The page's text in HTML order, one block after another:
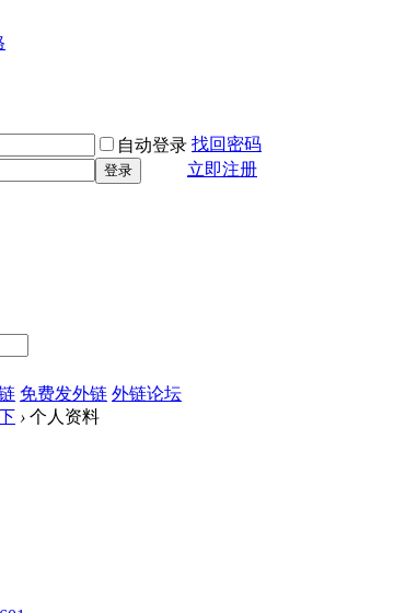
自动登录 找回密码
登录
立即注册
免费发外链 外链论坛
› 个人资料